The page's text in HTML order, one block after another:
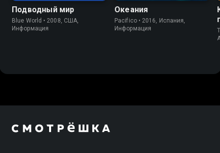
Подводный мир
Blue World • 2008, США,
Информация
Океания
Pacifico • 2016, Испания,
Информация